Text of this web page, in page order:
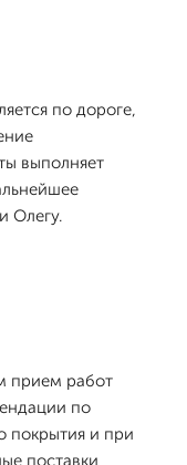
по дороге,
выполняет
Олегу.
прием работ
по
покрытия и при
поставки